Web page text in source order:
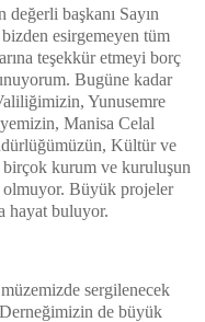
başkanı Sayın
esirgemeyen tüm
teşekkür etmeyi borç
Bugüne kadar
Yunusemre
Manisa Celal
Kültür ve
kurum ve kuruluşun
olmuyor. Büyük projeler
hayat buluyor.
sergilenecek
de büyük